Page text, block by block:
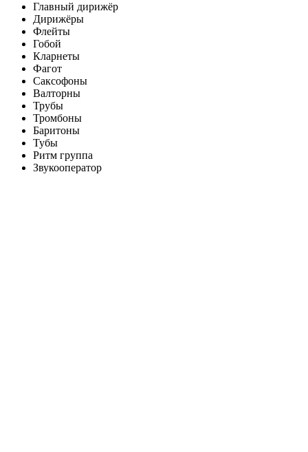
Главный дирижёр
Дирижёры
Флейты
Гобой
Кларнеты
Фагот
Саксофоны
Валторны
Трубы
Тромбоны
Баритоны
Тубы
Ритм группа
Звукооператор